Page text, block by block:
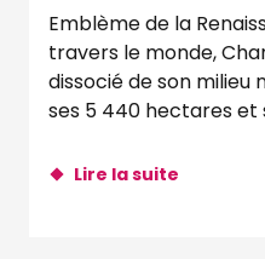
Emblème de la
travers le monde,
dissocié de son milieu
ses 5 440 hectares et
Lire la suite